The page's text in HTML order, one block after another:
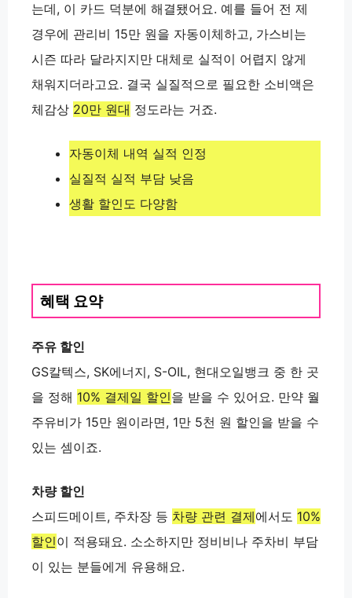
는데, 이 카드 덕분에 해결됐어요. 예를 들어 전 제
경우에 관리비 15만 원을 자동이체하고, 가스비는
시즌 따라 달라지지만 대체로 실적이 어렵지 않게
채워지더라고요. 결국 실질적으로 필요한 소비액은
체감상 20만 원대 정도라는 거죠.
자동이체 내역 실적 인정
실질적 실적 부담 낮음
생활 할인도 다양함
혜택 요약
주유 할인
GS칼텍스, SK에너지, S-OIL, 현대오일뱅크 중 한 곳
을 정해 10% 결제일 할인을 받을 수 있어요. 만약 월
주유비가 15만 원이라면, 1만 5천 원 할인을 받을 수
있는 셈이죠.
차량 할인
스피드메이트, 주차장 등 차량 관련 결제에서도 10%
할인이 적용돼요. 소소하지만 정비비나 주차비 부담
이 있는 분들에게 유용해요.